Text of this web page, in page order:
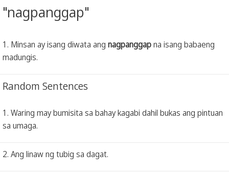
"nagpanggap"
1. Minsan ay isang diwata ang nagpanggapna isang babaeng
madungis.
Random Sentences
1. Waring may bumisita sa bahay kagabi dahil bukas ang pintuan
sa umaga.
2. Ang linaw ng tubig sa dagat.